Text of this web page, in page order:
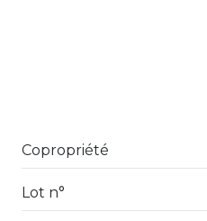
WC
Copropriété
Lot n°